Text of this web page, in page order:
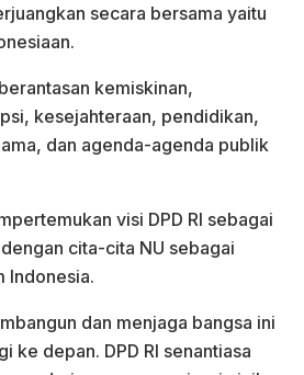
secara bersama yaitu
kemiskinan,
kesejahteraan, pendidikan,
dan agenda-agenda publik
visi DPD RI sebagai
cita-cita NU sebagai
Indonesia.
dan menjaga bangsa ini
ke depan. DPD RI senantiasa